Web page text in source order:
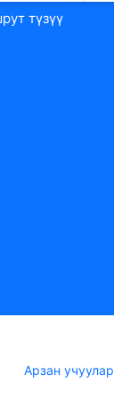
түзүү
Арзан учуулар